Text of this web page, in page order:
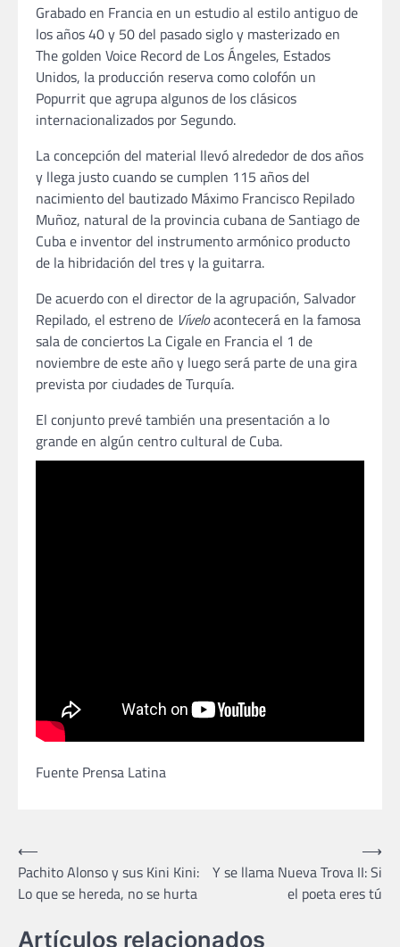
Grabado en Francia en un estudio al estilo antiguo de
los años 40 y 50 del pasado siglo y masterizado en
The golden Voice Record de Los Ángeles, Estados
Unidos, la producción reserva como colofón un
Popurrit que agrupa algunos de los clásicos
internacionalizados por Segundo.
La concepción del material llevó alrededor de dos años
y llega justo cuando se cumplen 115 años del
nacimiento del bautizado Máximo Francisco Repilado
Muñoz, natural de la provincia cubana de Santiago de
Cuba e inventor del instrumento armónico producto
de la hibridación del tres y la guitarra.
De acuerdo con el director de la agrupación, Salvador
Repilado, el estreno de Víveloacontecerá en la famosa
sala de conciertos La Cigale en Francia el 1 de
noviembre de este año y luego será parte de una gira
prevista por ciudades de Turquía.
El conjunto prevé también una presentación a lo
grande en algún centro cultural de Cuba.
Fuente Prensa Latina
Navegación
de
entradas
⟵
Pachito Alonso y sus Kini Kini:
Lo que se hereda, no se hurta
Y se llama Nueva Trova II: Si
el poeta eres tú
⟶
Artículos relacionados